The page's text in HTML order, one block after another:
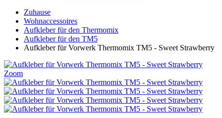
Zuhause
Wohnaccessoires
Aufkleber für den Thermomix
Aufkleber für den TM5
Aufkleber für Vorwerk Thermomix TM5 - Sweet Strawberry
Zoom